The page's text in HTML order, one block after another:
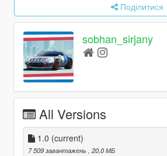
Поділитися
sobhan_sirjany
All Versions
1.0 (current)
7 509 завантажень
, 20,0 МБ